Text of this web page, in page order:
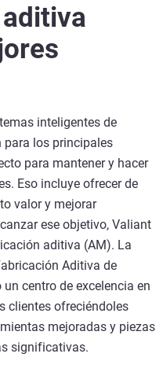
inteligentes de
los principales
para mantener y hacer
Eso incluye ofrecer de
valor y mejorar
ese objetivo, Valiant
aditiva (AM). La
Aditiva de
centro de excelencia en
clientes ofreciéndoles
mejoradas y piezas
significativas.